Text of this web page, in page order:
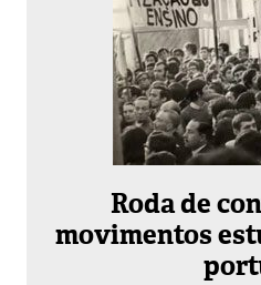
Roda de
movimentos